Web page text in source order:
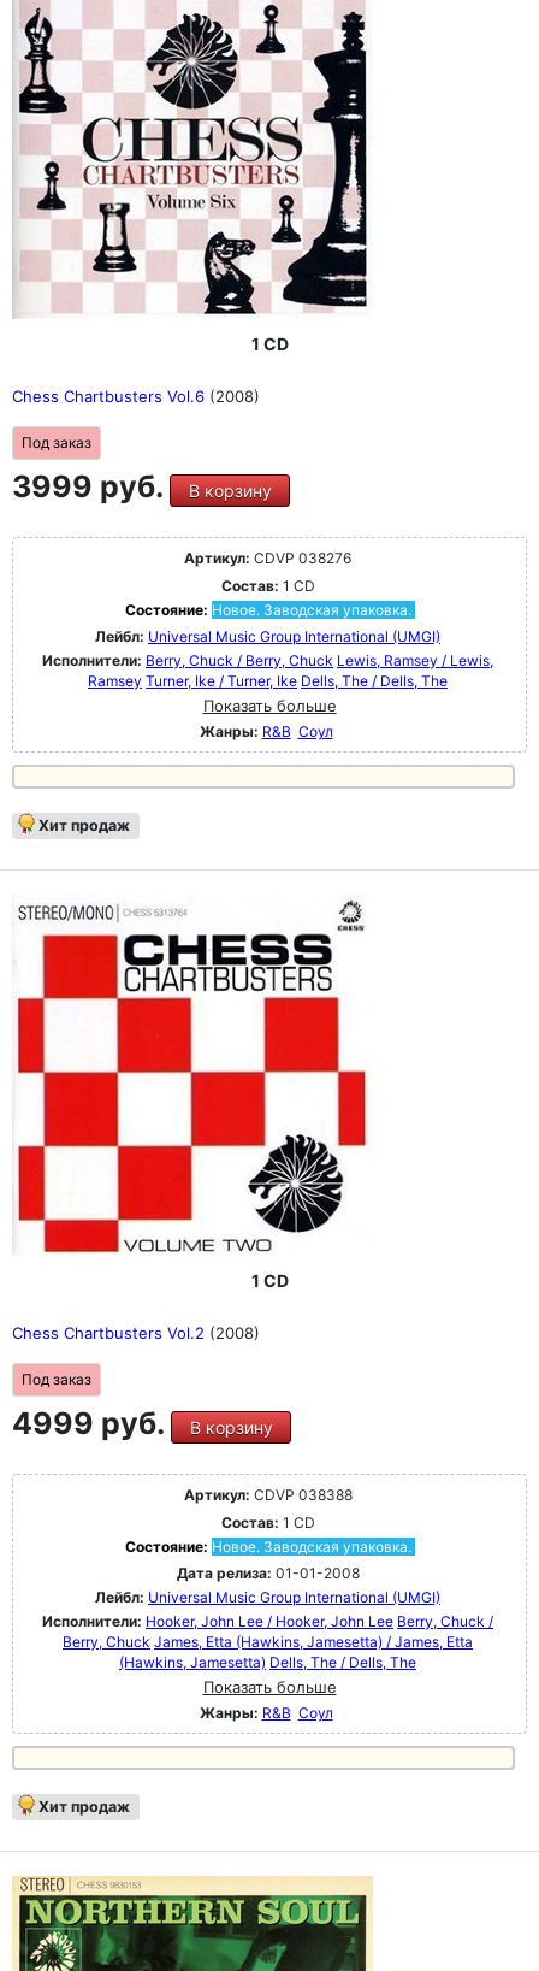
1 CD
Chess Chartbusters Vol.6 (2008)
Под заказ
3999 руб. В корзину
Артикул: CDVP 038276
Состав: 1 CD
Состояние: Новое. Заводская упаковка.
Лейбл: Universal Music Group International (UMGI)
Исполнители: Berry, Chuck / Berry, Chuck Lewis, Ramsey / Lewis,
Ramsey Turner, Ike / Turner, Ike Dells, The / Dells, The
Показать больше
Жанры: R&B Соул
Хит продаж
1 CD
Chess Chartbusters Vol.2 (2008)
Под заказ
4999 руб. В корзину
Артикул: CDVP 038388
Состав: 1 CD
Состояние: Новое. Заводская упаковка.
Дата релиза: 01-01-2008
Лейбл: Universal Music Group International (UMGI)
Исполнители: Hooker, John Lee / Hooker, John Lee Berry, Chuck /
Berry, Chuck James, Etta (Hawkins, Jamesetta) / James, Etta
(Hawkins, Jamesetta) Dells, The / Dells, The
Показать больше
Жанры: R&B Соул
Хит продаж